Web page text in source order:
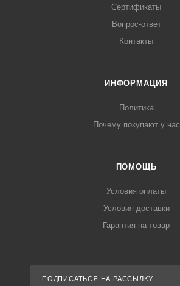
Сертификаты
Вопрос-ответ
Контакты
ИНФОРМАЦИЯ
Политика
Почему покупают у нас
ПОМОЩЬ
Условия оплаты
Условия доставки
Гарантия на товар
ПОДПИСАТЬСЯ НА РАССЫЛКУ